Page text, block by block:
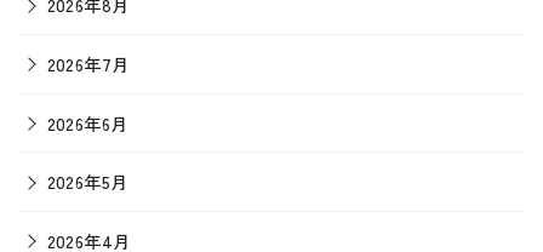
2026年7月
2026年6月
2026年5月
2026年4月